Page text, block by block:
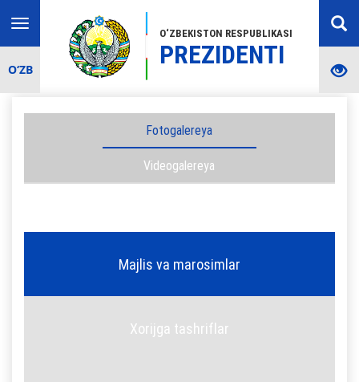
O‘ZBEKISTON RESPUBLIKASI
PREZIDENTI
Toggle
navigation
O‘ZB
Fotogalereya
Videogalereya
Majlis va marosimlar
Xorijga tashriflar